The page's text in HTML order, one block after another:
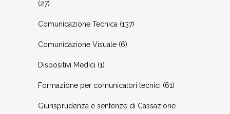
(27)
Comunicazione Tecnica (137)
Comunicazione Visuale (6)
Dispositivi Medici (1)
Formazione per comunicatori tecnici (61)
Giurisprudenza e sentenze di Cassazione